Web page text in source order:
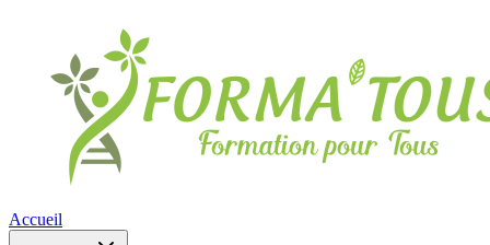
Accueil